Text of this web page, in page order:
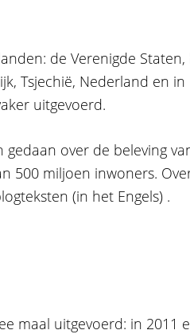
de Verenigde Staten,
Tsjechië, Nederland en in
uitgevoerd.
over de beleving
500 miljoen inwoners.
(in het Engels) .
maal uitgevoerd: in 2011